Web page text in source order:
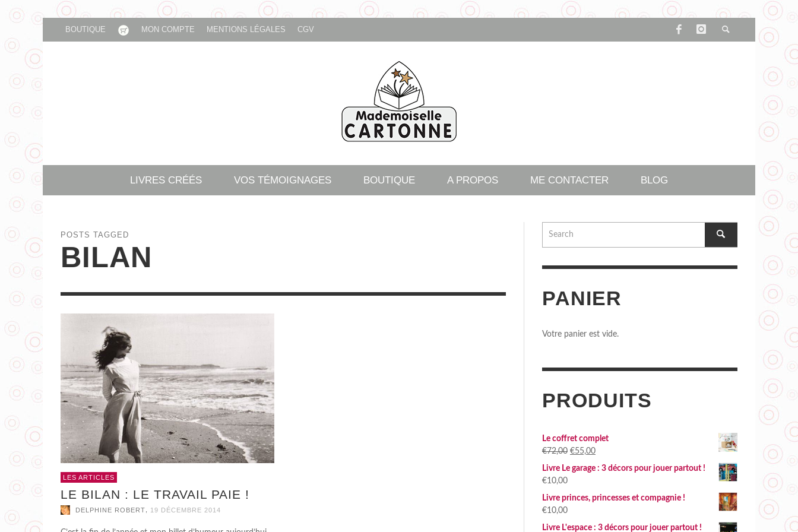
BOUTIQUE MON COMPTE MENTIONS LÉGALES CGV
LIVRES CRÉÉS VOS TÉMOIGNAGES BOUTIQUE A PROPOS ME CONTACTER BLOG
AUJOURD’HUI, MADEMOISELLE
CARTONNE POSE SES MOTS
DELPHINE ROBERT, 29 OCTOBRE 2018
JE SUIS TROP
AUCUN ENFANT SANS LIVRE À JOUER
DELPHINE ROBERT, 29 MAI 2017
POSTS TAGGED
BILAN
LES ARTICLES
LE BILAN : LE TRAVAIL PAIE !
DELPHINE ROBERT 19 DÉCEMBRE 2014
PANIER
Votre panier est vide.
PRODUITS
Le coffret complet
€72,00 Le
€72,00.
€55,00Le
prix
€55,00.
Livre Le garage : 3 décors pour jouer partout !
€10,00
Livre princes, princesses et compagnie !
€10,00
Livre L'espace : 3 décors pour jouer partout !